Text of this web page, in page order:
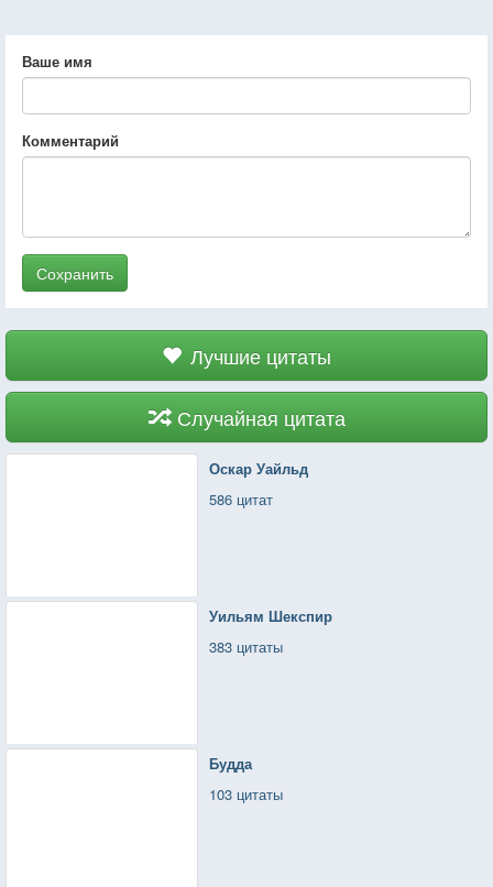
Ваше имя
Комментарий
Сохранить
Лучшие цитаты
Случайная цитата
Оскар Уайльд
586 цитат
Уильям Шекспир
383 цитаты
Будда
103 цитаты